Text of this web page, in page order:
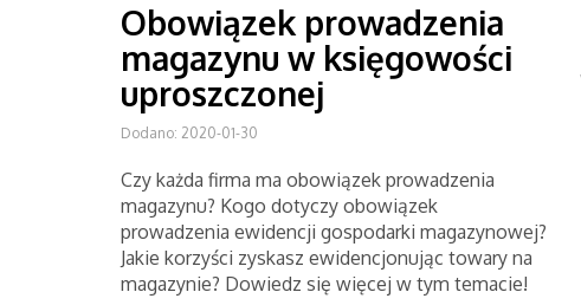
Obowiązek prowadzenia
magazynu w księgowości
uproszczonej
Dodano: 2020-01-30
Czy każda firma ma obowiązek prowadzenia
magazynu? Kogo dotyczy obowiązek
prowadzenia ewidencji gospodarki magazynowej?
Jakie korzyści zyskasz ewidencjonując towary na
magazynie? Dowiedz się więcej w tym temacie!